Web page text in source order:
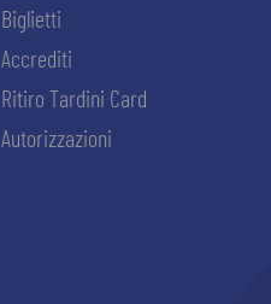
Biglietti
Accrediti
Ritiro Tardini Card
Autorizzazioni